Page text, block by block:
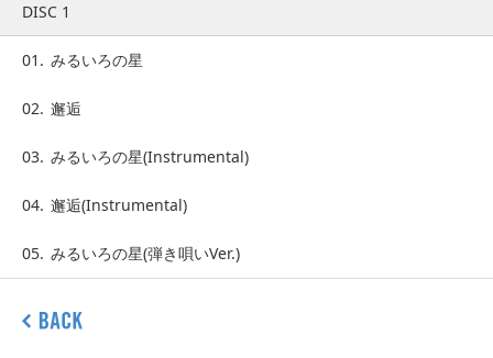
DISC 1
01. みるいろの星
02. 邂逅
03. みるいろの星(Instrumental)
04. 邂逅(Instrumental)
05. みるいろの星(弾き唄いVer.)